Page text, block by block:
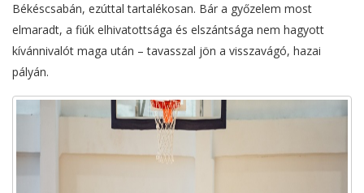
Békéscsabán, ezúttal tartalékosan. Bár a győzelem most
elmaradt, a fiúk elhivatottsága és elszántsága nem hagyott
kívánnivalót maga után – tavasszal jön a visszavágó, hazai
pályán.